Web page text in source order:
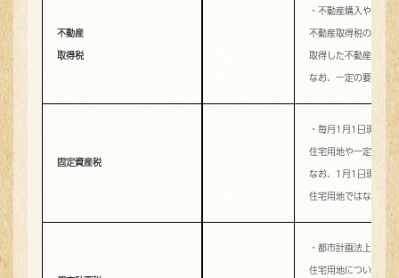
不動産
取得税
・不動産購入や住宅
不動産取得税の額は
取得した不動産の種
なお、一定の要件に
固定資産税
・毎月1月1日現在で
住宅用地や一定の新
なお、1月1日現在で
住宅用地ではなく、
・都市計画法上の市
住宅用地については